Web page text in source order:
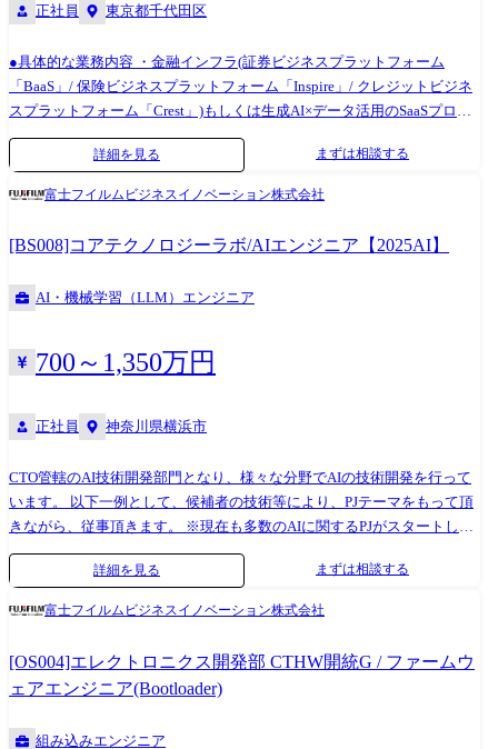
正社員 東京都千代田区
●具体的な業務内容 ・金融インフラ(証券ビジネスプラットフォーム
「BaaS」/ 保険ビジネスプラットフォーム「Inspire」/ クレジットビジネ
スプラットフォーム「Crest」)もしくは生成AI×データ活用のSaaSプロダ
クト(投資・不動産・業務支援領域)でのサーバー/インフラサイドの開発
・上記プラットフォーム上に乗せるアプリのサーバー/インフラサイドの
Google Cloud Microsoft Azure Terraform Docker Alpine Linux, Amazon
Linux Go / Python MySQL (Aurora) Airflow Snowflake OpenAI API ●使用サ
ービス Google Workspace Slack Kibela 1Password GitHub Bitrise Backlog
詳細を見る まずは相談する
富士フイルムビジネスイノベーション株式会社
[BS008]コアテクノロジーラボ/AIエンジニア【2025AI】
AI・機械学習（LLM）エンジニア
700～1,350万円
正社員 神奈川県横浜市
CTO管轄のAI技術開発部門となり、様々な分野でAIの技術開発を行って
います。 以下一例として、候補者の技術等により、PJテーマをもって頂
きながら、従事頂きます。 ※現在も多数のAIに関するPJがスタートして
います。 ・ソリューション、サービスに搭載する内製AI技術の研究開発
(ドキュメント認識、画像認識、AIエージェント、LLM/SLM技術開発等)
・ベンチャー企業等との社外技術との組み合わせによる高付加価値化技
画部門や開発部門、営業部門との連携によるアジャイル開発の推進 【配
属予定(約50名)】 ●配属予定部の同ラボはAI技術に特化して技術開発を行
っている2025年新設の部門となります。 ●様々な技術領域においてテー
詳細を見る まずは相談する
富士フイルムビジネスイノベーション株式会社
[OS004]エレクトロニクス開発部 CTHW開統G / ファームウ
ェアエンジニア(Bootloader)
組み込みエンジニア